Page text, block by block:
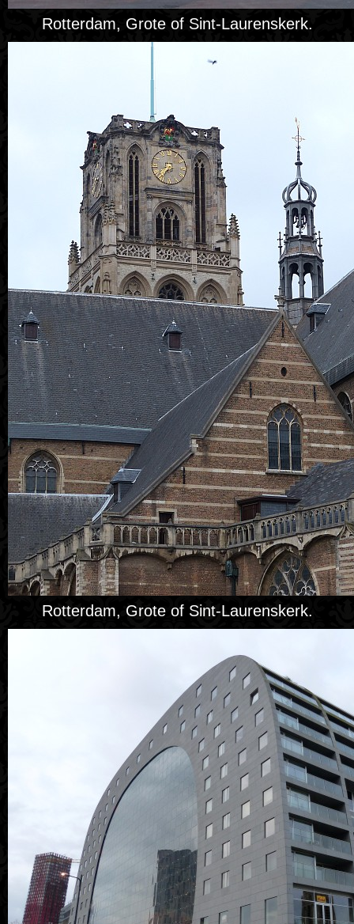
Rotterdam, Grote of Sint-Laurenskerk.
Rotterdam, Grote of Sint-Laurenskerk.